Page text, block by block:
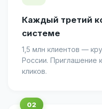
Каждый третий
системе
1,5 млн клиентов —
России. Приглашение
кликов.